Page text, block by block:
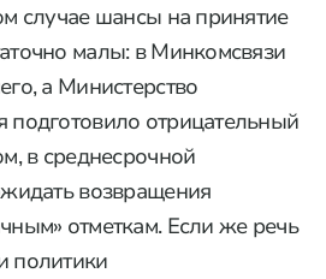
случае шансы на принятие
малы: в Минкомсвязи
а Министерство
подготовило отрицательный
в среднесрочной
возвращения
отметкам. Если же речь
политики